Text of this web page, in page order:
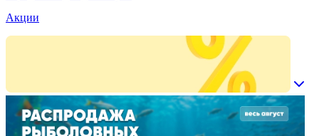
Акции